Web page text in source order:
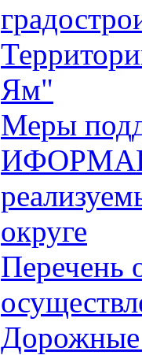
Ям"
Меры
округе
Перечень
Дорожные